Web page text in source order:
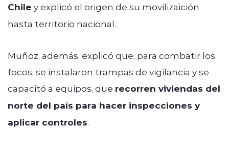
Chile y explicó el origen de su movilizaición
hasta territorio nacional.
Muñoz, además, explicó que, para combatir los
focos, se instalaron trampas de vigilancia y se
capacitó a equipos, que recorren viviendas del
norte del país para hacer inspecciones y
aplicar controles.